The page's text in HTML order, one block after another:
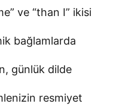
ve “than I” ikisi
bağlamlarda
günlük dilde
resmiyet